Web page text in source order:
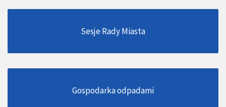
Sesje Rady Miasta
Gospodarka odpadami